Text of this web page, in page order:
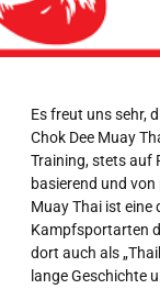
Es freut uns sehr,
Chok Dee Muay
Training, stets auf
basierend und
Muay Thai ist
Kampfsportarten
dort auch als
lange Geschichte